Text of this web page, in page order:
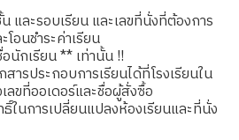
ละรอบเรียน และเลขที่นั่งที่ต้องการ
อนชำระค่าเรียน
นักเรียน ** เท่านั้น !!
ารประกอบการเรียนได้ที่โรงเรียนใน
ลขที่ออเดอร์และชื่อผู้สั่งซื้อ
ในการเปลี่ยนแปลงห้องเรียนและที่นั่ง